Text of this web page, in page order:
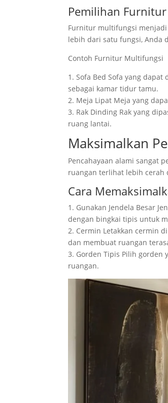
Pemilihan
Furnitur multifungsi
lebih dari satu fungsi, Anda
Contoh Furnitur Multifungsi
1. Sofa Bed Sofa yang
sebagai kamar tidur tamu.
2. Meja Lipat Meja yang
3. Rak Dinding Rak yang
ruang lantai.
Maksimalkan
Pencahayaan alami sangat
ruangan terlihat lebih cerah
Cara
1. Gunakan Jendela Besar
dengan bingkai tipis untuk
2. Cermin Letakkan cermin
dan membuat ruangan
3. Gorden Tipis Pilih gorden
ruangan.